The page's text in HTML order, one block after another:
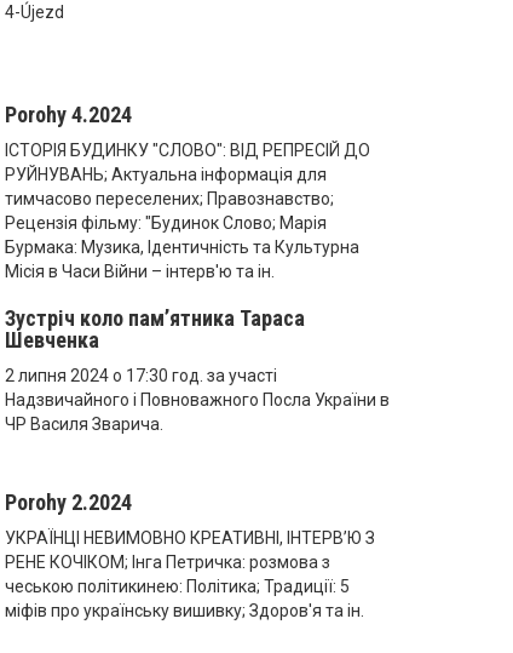
4-Újezd
Porohy 4.2024
ІСТОРІЯ БУДИНКУ "СЛОВО": ВІД РЕПРЕСІЙ ДО
РУЙНУВАНЬ; Актуальна інформація для
тимчасово переселених; Правознавство;
Рецензія фільму: "Будинок Слово; Марія
Бурмака: Музика, Ідентичність та Культурна
Місія в Часи Війни – інтерв'ю та ін.
Зустріч коло пам’ятника Тараса
Шевченка
2 липня 2024 о 17:30 год. за участі
Надзвичайного і Повноважного Посла України в
ЧР Василя Зварича.
Porohy 2.2024
УКРАЇНЦІ НЕВИМОВНО КРЕАТИВНІ, ІНТЕРВ’Ю З
РЕНЕ КОЧІКОМ; Інга Петричка: розмова з
чеською політикинею: Політика; Традиції: 5
міфів про українську вишивку; Здоров'я та ін.